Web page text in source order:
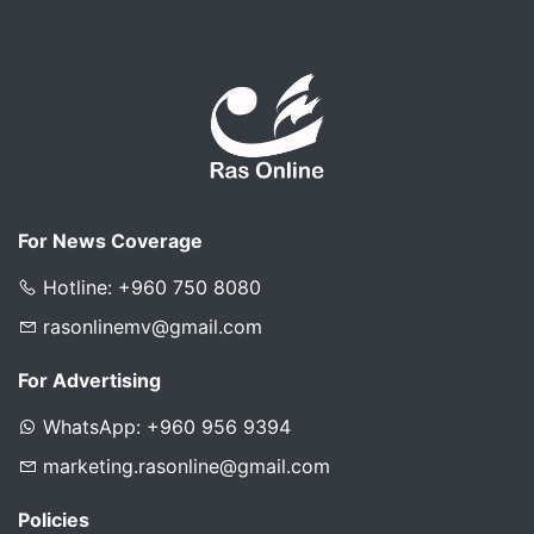
For News Coverage
Hotline: +960 750 8080
rasonlinemv@gmail.com
For Advertising
WhatsApp: +960 956 9394
marketing.rasonline@gmail.com
Policies